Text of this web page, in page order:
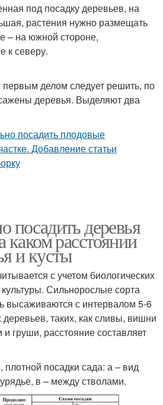
под посадку деревьев, на
растения нужно размещать
– на южной стороне,
к северу.
делом следует решить, по
деревья. Выделяют два
посадить деревья
каком расстоянии
и кусты
с учетом биологических
Сильнорослые сорта
высаживаются с интервалом 5-6
таких, как сливы, вишни
груши, расстояние составляет
посадки сада: а – вид
в – между стволами.